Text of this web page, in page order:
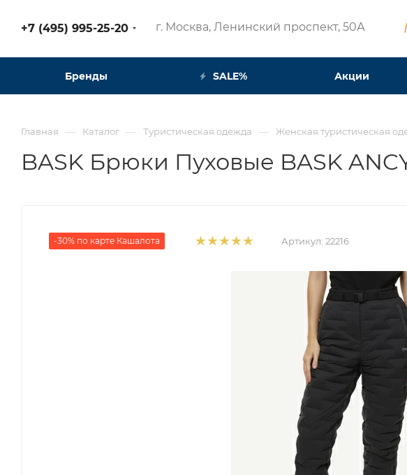
+7 (495) 995-25-20​ г. Москва, Ленинский проспект, 50А​
Бренды SALE% Акции
Главная — Каталог — Туристическая одежда — Женская туристическая
BASK Брюки Пуховые BASK
-30% по карте Кашалота Артикул: 22216